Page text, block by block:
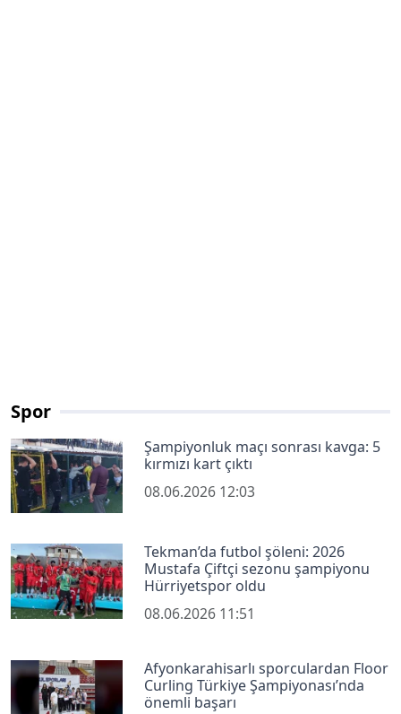
Spor
Şampiyonluk maçı sonrası kavga: 5
kırmızı kart çıktı
08.06.2026 12:03
Tekman’da futbol şöleni: 2026
Mustafa Çiftçi sezonu şampiyonu
Hürriyetspor oldu
08.06.2026 11:51
Afyonkarahisarlı sporculardan Floor
Curling Türkiye Şampiyonası’nda
önemli başarı